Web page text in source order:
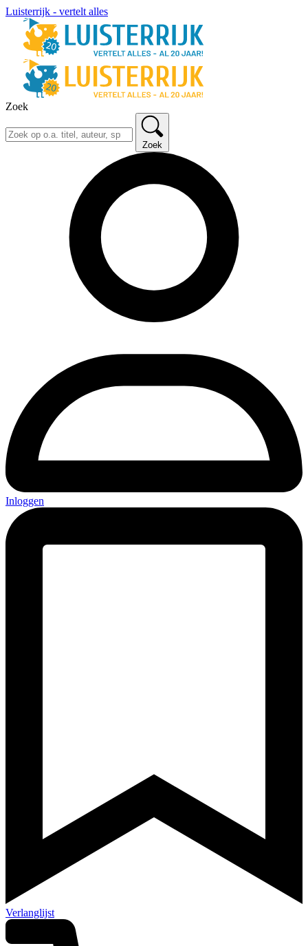
Luisterrijk - vertelt alles
Zoek
Zoek
Inloggen
Verlanglijst